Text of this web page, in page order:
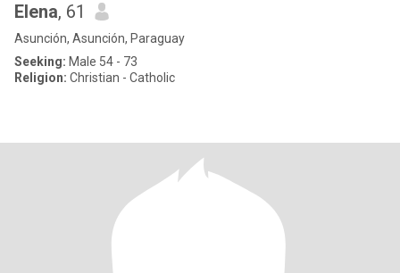
Elena, 61
Asunción, Asunción, Paraguay
Seeking: Male 54 - 73
Religion: Christian - Catholic